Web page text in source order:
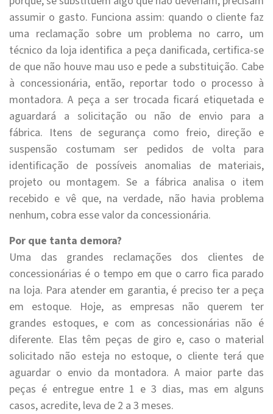
assumir o gasto. Funciona assim: quando o cliente faz
uma reclamação sobre um problema no carro, um
técnico da loja identifica a peça danificada, certifica-se
de que não houve mau uso e pede a substituição. Cabe
à concessionária, então, reportar todo o processo à
montadora. A peça a ser trocada ficará etiquetada e
aguardará a solicitação ou não de envio para a
fábrica. Itens de segurança como freio, direção e
suspensão costumam ser pedidos de volta para
identificação de possíveis anomalias de materiais,
projeto ou montagem. Se a fábrica analisa o item
recebido e vê que, na verdade, não havia problema
nenhum, cobra esse valor da concessionária.
Por que tanta demora?
Uma das grandes reclamações dos clientes de
concessionárias é o tempo em que o carro fica parado
na loja. Para atender em garantia, é preciso ter a peça
em estoque. Hoje, as empresas não querem ter
grandes estoques, e com as concessionárias não é
diferente. Elas têm peças de giro e, caso o material
solicitado não esteja no estoque, o cliente terá que
aguardar o envio da montadora. A maior parte das
peças é entregue entre 1 e 3 dias, mas em alguns
casos, acredite, leva de 2 a 3 meses.